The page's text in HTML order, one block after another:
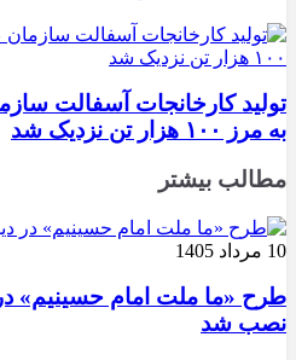
تولید کارخانجات آسفالت
به مرز ۱۰۰ هزار تن نزدیک شد
مطالب بیشتر
10 مرداد 1405
طرح «ما ملت امام حسینیم» در
نصب شد